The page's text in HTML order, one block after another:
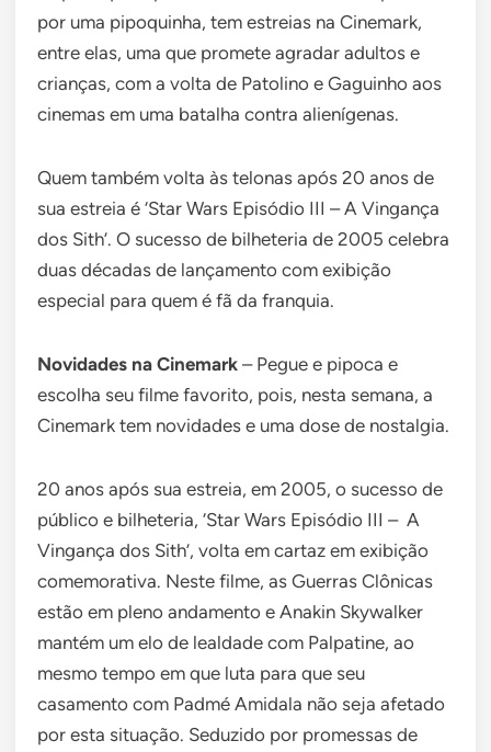
por uma pipoquinha, tem estreias na Cinemark,
entre elas, uma que promete agradar adultos e
crianças, com a volta de Patolino e Gaguinho aos
cinemas em uma batalha contra alienígenas.
Quem também volta às telonas após 20 anos de
sua estreia é ‘Star Wars Episódio III – A Vingança
dos Sith’. O sucesso de bilheteria de 2005 celebra
duas décadas de lançamento com exibição
especial para quem é fã da franquia.
Novidades na Cinemark – Pegue e pipoca e
escolha seu filme favorito, pois, nesta semana, a
Cinemark tem novidades e uma dose de nostalgia.
20 anos após sua estreia, em 2005, o sucesso de
público e bilheteria, ‘Star Wars Episódio III – A
Vingança dos Sith’, volta em cartaz em exibição
comemorativa. Neste filme, as Guerras Clônicas
estão em pleno andamento e Anakin Skywalker
mantém um elo de lealdade com Palpatine, ao
mesmo tempo em que luta para que seu
casamento com Padmé Amidala não seja afetado
por esta situação. Seduzido por promessas de